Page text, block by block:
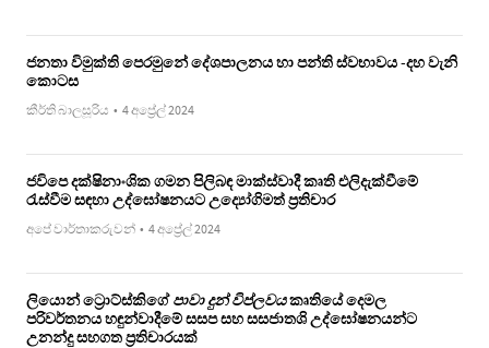
ජනතා විමුක්ති පෙරමුනේ දේශපාලනය හා පන්ති ස්වභාවය -දහ වැනි
කොටස
කීර්ති බාලසූරිය • 4 අප්‍රේල් 2024
ජවිපෙ දක්ෂිනාංශික ගමන පිලිබඳ මාක්ස්වාදී කෘති එලිදැක්වීමේ
රැස්වීම සඳහා උද්ඝෝෂනයට උද්‍යෝගිමත් ප්‍රතිචාර
අපේ වාර්තාකරුවන් • 4 අප්‍රේල් 2024
ලියොන් ට්‍රොට්ස්කිගේපාවා දුන් විප්ලවයකෘතියේ දෙමල
පරිවර්තනය හඳුන්වාදීමේ සසප සහ සසජාතශි උද්ඝෝෂනයන්ට
උනන්දු සහගත ප්‍රතිචාරයක්